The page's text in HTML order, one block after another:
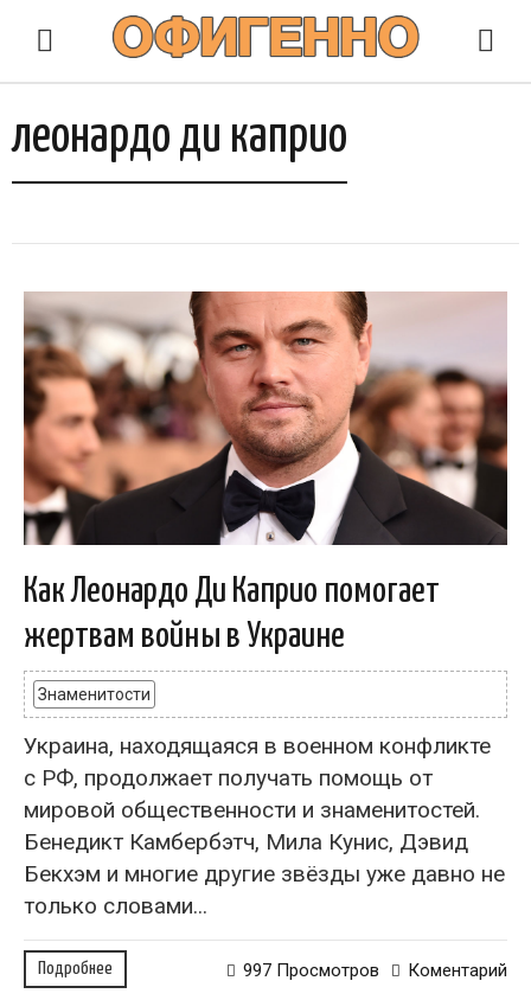
леонардо ди каприо
Как Леонардо Ди Каприо помогает
жертвам войны в Украине
Знаменитости
Украина, находящаяся в военном конфликте
с РФ, продолжает получать помощь от
мировой общественности и знаменитостей.
Бенедикт Камбербэтч, Мила Кунис, Дэвид
Бекхэм и многие другие звёзды уже давно не
только словами...
Подробнее Коментарий
997 Просмотров